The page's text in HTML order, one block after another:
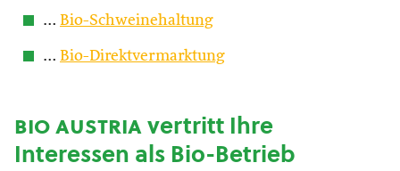
… Bio-Schweinehaltung
… Bio-Direktvermarktung
bio austriavertritt Ihre
Interessen als Bio-Betrieb